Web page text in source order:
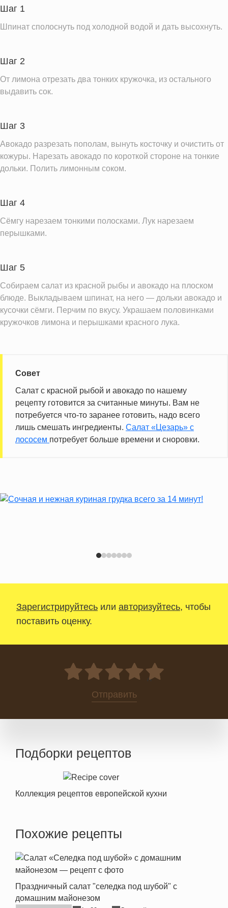
Пищевые волокна
Сахар
2.4 г
Фолиевая кислота
276.0 мкг
Витамин С
51.8 мг
Насыщенные жиры
Информация для одной порции
Шаг 1
Шпинат сполоснуть под холодной водой и дать высохнуть.
Шаг 2
От лимона отрезать два тонких кружочка, из остального
выдавить сок.
Шаг 3
Авокадо разрезать пополам, вынуть косточку и очистить от
кожуры. Нарезать авокадо по короткой стороне на тонкие
дольки. Полить лимонным соком.
Шаг 4
Сёмгу нарезаем тонкими полосками. Лук нарезаем
перышками.
Шаг 5
Собираем салат из красной рыбы и авокадо на плоском
блюде. Выкладываем шпинат, на него — дольки авокадо и
кусочки сёмги. Перчим по вкусу. Украшаем половинками
кружочков лимона и перышками красного лука.
Совет
Салат с красной рыбой и авокадо по нашему
рецепту готовится за считанные минуты. Вам не
потребуется что-то заранее готовить, надо всего
лишь смешать ингредиенты. Cалат «Цезарь» с
лососем потребует больше времени и сноровки.
Зарегистрируйтесь или авторизуйтесь, чтобы
поставить оценку.
0
Отправить
Подборки рецептов
Коллекция рецептов европейской кухни
Похожие рецепты
Праздничный салат "селедка под шубой" с
домашним майонезом